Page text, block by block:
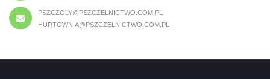
PSZCZOLY@PSZCZELNICTWO.COM.PL
HURTOWNIA@PSZCZELNICTWO.COM.PL